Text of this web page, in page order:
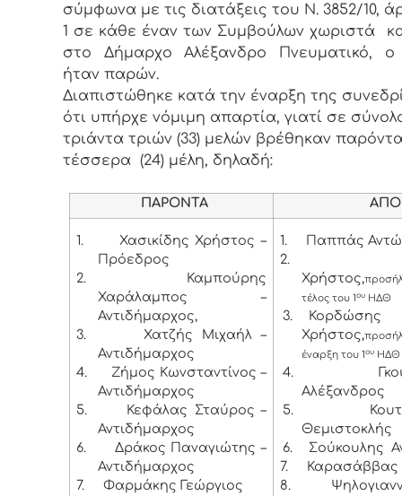
σύμφωνα με τις διατάξεις του Ν. 3852/10,
1 σε κάθε έναν των Συμβούλων χωριστά
στο Δήμαρχο Αλέξανδρο Πνευματικό,
ήταν παρών.
Διαπιστώθηκε κατά την έναρξη της
ότι υπήρχε νόμιμη απαρτία, γιατί σε
τριάντα τριών (33) μελών βρέθηκαν παρόντα
τέσσερα (24) μέλη, δηλαδή:
ΠΑΡΟΝΤΑ
1.
Χασικίδης Χρήστος –
Πρόεδρος
2.
Καμπούρης
Χαράλαμπος –
Αντιδήμαρχος,
3.
Χατζής Μιχαήλ –
Αντιδήμαρχος
4.
Ζήμος Κωνσταντίνος –
Αντιδήμαρχος
5.
Κεφάλας Σταύρος –
Αντιδήμαρχος
6.
Δράκος Παναγιώτης –
Αντιδήμαρχος
7.
Φαρμάκης Γεώργιος
1.
Παππάς
2.
Χρήστος,
τέλος του 1ου ΗΔΘ
3.
Κορδώσης
Χρήστος,
έναρξη του 1ου
4.
Αλέξανδρος
5.
Θεμιστοκλής
6.
Σούκουλης
7.
Καρασάββας
8.